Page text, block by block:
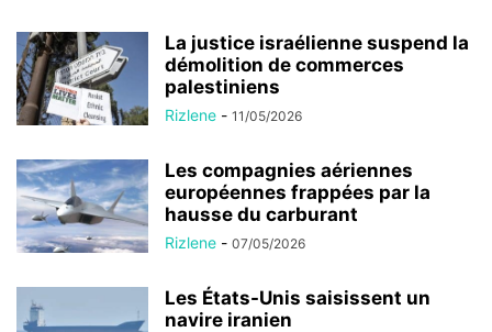
La justice israélienne suspend la
démolition de commerces
palestiniens
Rizlene - 11/05/2026
Les compagnies aériennes
européennes frappées par la
hausse du carburant
Rizlene - 07/05/2026
Les États-Unis saisissent un
navire iranien